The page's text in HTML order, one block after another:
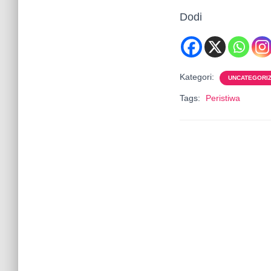
Dodi
Kategori:
Tags: Peristiwa